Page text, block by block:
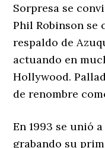
Sorpresa se
Phil Robinson
respaldo de
actuando en
Hollywood.
de renombre
En 1993 se unió
grabando su